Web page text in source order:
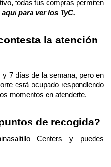
todas tus compras permiten
para ver los TyC.
la atención
7 días de la semana, pero en
está ocupado respondiendo
momentos en atenderte.
de recogida?